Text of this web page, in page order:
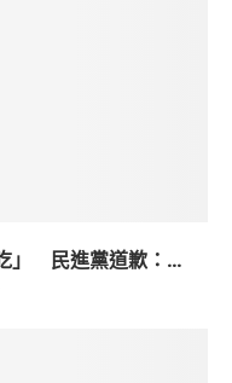
」 民進黨道歉：...